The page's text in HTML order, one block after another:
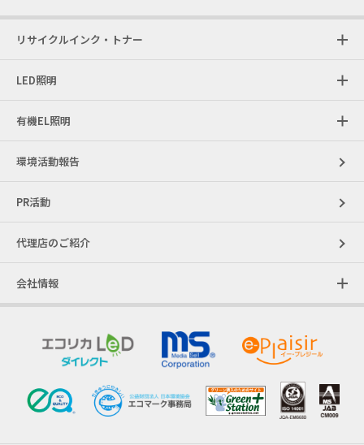
リサイクルインク・トナー
LED照明
有機EL照明
環境活動報告
PR活動
代理店のご紹介
会社情報